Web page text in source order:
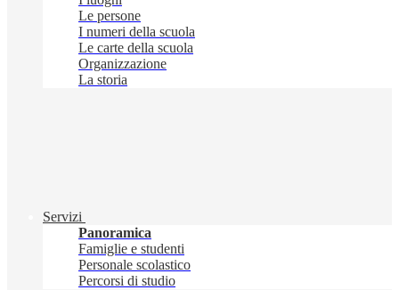
Le persone
I numeri della scuola
Le carte della scuola
Organizzazione
La storia
Servizi
Panoramica
Famiglie e studenti
Personale scolastico
Percorsi di studio